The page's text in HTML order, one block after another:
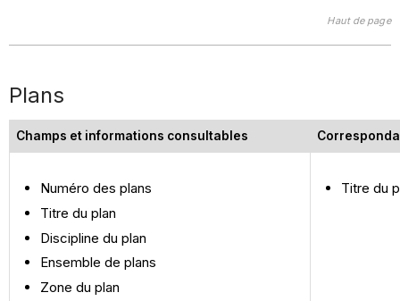
Haut de page
Plans
Champs et informations consultables
Numéro des plans
Titre du plan
Discipline du plan
Ensemble de plans
Zone du plan
Titre du